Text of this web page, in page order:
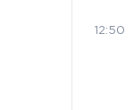
12:50